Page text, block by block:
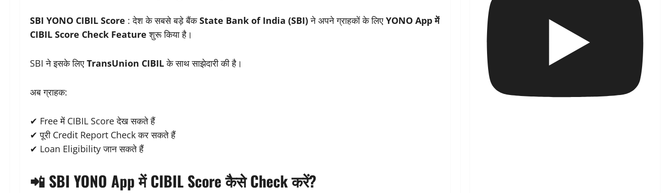
SBI YONO CIBIL Score : देश के सबसे बड़े बैंकState Bank of India (SBI)ने अपने ग्राहकों के लिए YONO App में
CIBIL Score Check Feature शुरू किया है।
SBI ने इसके लिए TransUnion CIBILके साथ साझेदारी की है।
अब ग्राहक:
✔ Free में CIBIL Score देख सकते हैं
✔ पूरी Credit Report Check कर सकते हैं
✔ Loan Eligibility जान सकते हैं
📲 SBI YONO App में CIBIL Score कैसे Check करें?